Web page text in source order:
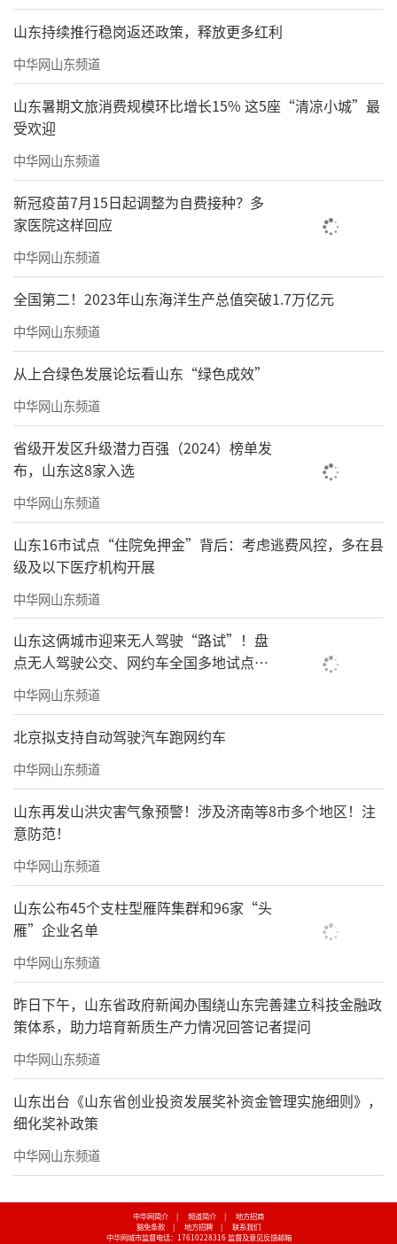
山东持续推行稳岗返还政策，释放更多红利
中华网山东频道
山东暑期文旅消费规模环比增长15% 这5座“清凉小城”最
受欢迎
中华网山东频道
新冠疫苗7月15日起调整为自费接种？多
家医院这样回应
中华网山东频道
全国第二！2023年山东海洋生产总值突破1.7万亿元
中华网山东频道
从上合绿色发展论坛看山东“绿色成效”
中华网山东频道
省级开发区升级潜力百强（2024）榜单发
布，山东这8家入选
中华网山东频道
山东16市试点“住院免押金”背后：考虑逃费风控，多在县
级及以下医疗机构开展
中华网山东频道
山东这俩城市迎来无人驾驶“路试”！盘
点无人驾驶公交、网约车全国多地试点之
路
中华网山东频道
北京拟支持自动驾驶汽车跑网约车
中华网山东频道
山东再发山洪灾害气象预警！涉及济南等8市多个地区！注
意防范！
中华网山东频道
山东公布45个支柱型雁阵集群和96家“头
雁”企业名单
中华网山东频道
昨日下午，山东省政府新闻办围绕山东完善建立科技金融政
策体系，助力培育新质生产力情况回答记者提问
中华网山东频道
山东出台《山东省创业投资发展奖补资金管理实施细则》，
细化奖补政策
中华网山东频道
中华网简介 | 频道简介 |
地方招商
豁免条款
| 地方招聘 |
联系我们
中华网城市监督电话：17610228316 监督及意见反馈邮箱